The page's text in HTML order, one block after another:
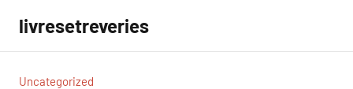
contenu
livresetreveries
Uncategorized